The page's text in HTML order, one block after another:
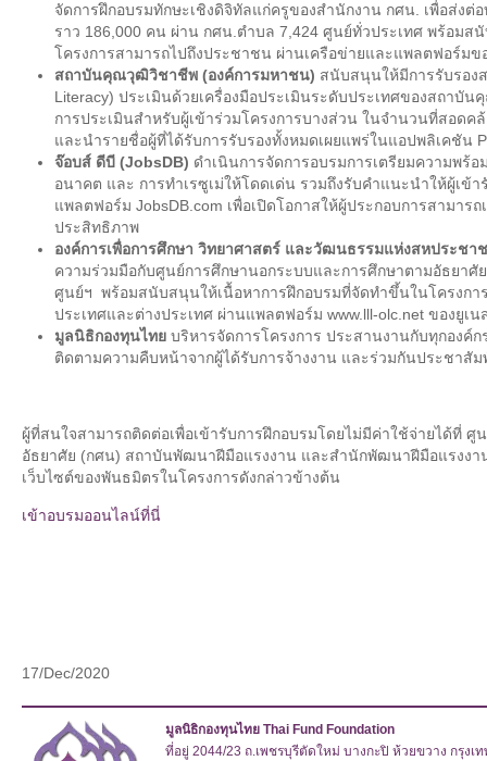
จัดการฝึกอบรมทักษะเชิงดิจิทัลแก่ครูของสำนักงาน กศน. เพื่อส่งต่
ราว 186,000 คน ผ่าน กศน.ตำบล 7,424 ศูนย์ทั่วประเทศ พร้อม
โครงการสามารถไปถึงประชาชน ผ่านเครือข่ายและแพลตฟอร์มข
สถาบันคุณวุฒิวิชาชีพ (องค์การมหาชน) สนับสนุนให้มีการรับรอง
Literacy) ประเมินด้วยเครื่องมือประเมินระดับประเทศของสถา
การประเมินสำหรับผู้เข้าร่วมโครงการบางส่วน ในจำนวนที่สอด
และนำรายชื่อผู้ที่ได้รับการรับรองทั้งหมดเผยแพร่ในแอปพลิเคชัน
จ๊อบส์ ดีบี (JobsDB) ดำเนินการจัดการอบรมการเตรียมความพร้
อนาคต และ การทำเรซูเม่ให้โดดเด่น รวมถึงรับคำแนะนำให้ผู้เข้
แพลตฟอร์ม JobsDB.com เพื่อเปิดโอกาสให้ผู้ประกอบการสามาร
ประสิทธิภาพ
องค์การเพื่อการศึกษา วิทยาศาสตร์ และวัฒนธรรมแห่งสหประชา
ความร่วมมือกับศูนย์การศึกษานอกระบบและการศึกษาตามอัธยาศั
ศูนย์ฯ พร้อมสนับสนุนให้เนื้อหาการฝึกอบรมที่จัดทำขึ้นในโครงกา
ประเทศและต่างประเทศ ผ่านแพลตฟอร์ม www.lll-olc.net ของยูเน
มูลนิธิกองทุนไทย บริหารจัดการโครงการ ประสานงานกับทุกองค์
ติดตามความคืบหน้าจากผู้ได้รับการจ้างงาน และร่วมกันประชาสัม
ผู้ที่สนใจสามารถติดต่อเพื่อเข้ารับการฝึกอบรมโดยไม่มีค่าใช้จ่ายได้ที่
อัธยาศัย (กศน) สถาบันพัฒนาฝีมือแรงงาน และสำนักพัฒนาฝีมือแรงงา
เว็บไซต์ของพันธมิตรในโครงการดังกล่าวข้างต้น
เข้าอบรมออนไลน์ที่นี่
17/Dec/2020
มูลนิธิกองทุนไทย Thai Fund Foundation
ที่อยู่ 2044/23 ถ.เพชรบุรีตัดใหม่ บางกะปิ ห้วยขวาง กรุงเ